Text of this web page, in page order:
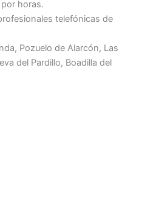
horas.
telefónicas de
Pozuelo de Alarcón, Las
del Pardillo, Boadilla del